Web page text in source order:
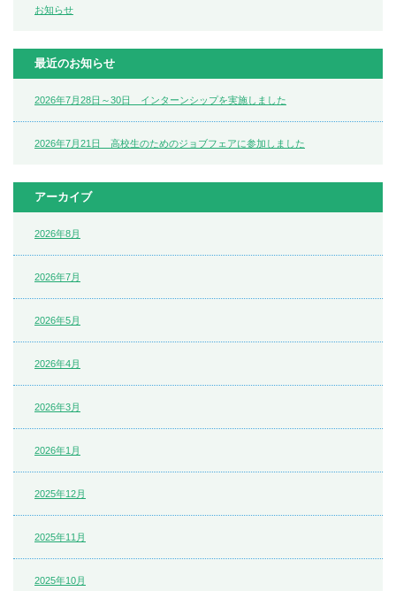
お知らせ
最近のお知らせ
2026年7月28日～30日 インターンシップを実施しました
2026年7月21日 高校生のためのジョブフェアに参加しました
アーカイブ
2026年8月
2026年7月
2026年5月
2026年4月
2026年3月
2026年1月
2025年12月
2025年11月
2025年10月